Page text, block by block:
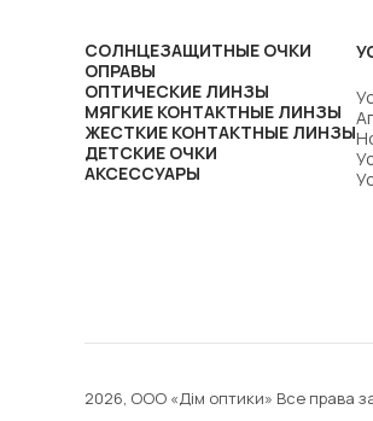
СОЛНЦЕЗАЩИТНЫЕ ОЧКИ
ОПРАВЫ
ОПТИЧЕСКИЕ ЛИНЗЫ
МЯГКИЕ КОНТАКТНЫЕ ЛИНЗЫ
ЖЕСТКИЕ КОНТАКТНЫЕ ЛИНЗЫ
ДЕТСКИЕ ОЧКИ
АКСЕССУАРЫ
2026, ООО «Дім оптики» Все права